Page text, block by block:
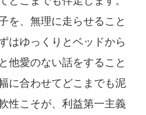
を、無理に走らせること
はゆっくりとベッドから
他愛のない話をすること
に合わせてどこまでも泥
性こそが、利益第一主義